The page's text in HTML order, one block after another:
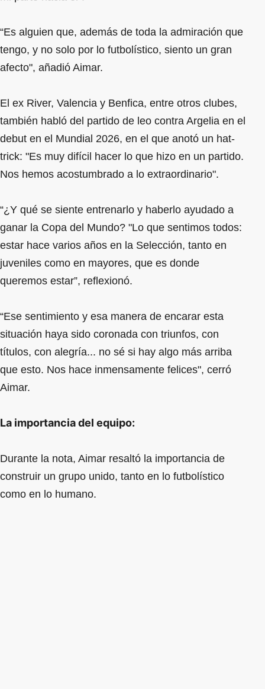
“Es alguien que, además de toda la admiración que
tengo, y no solo por lo futbolístico, siento un gran
afecto", añadió Aimar.
El ex River, Valencia y Benfica, entre otros clubes,
también habló del partido de leo contra Argelia en el
debut en el Mundial 2026, en el que anotó un hat-
trick: "Es muy difícil hacer lo que hizo en un partido.
Nos hemos acostumbrado a lo extraordinario".
“¿Y qué se siente entrenarlo y haberlo ayudado a
ganar la Copa del Mundo? "Lo que sentimos todos:
estar hace varios años en la Selección, tanto en
juveniles como en mayores, que es donde
queremos estar”, reflexionó.
“Ese sentimiento y esa manera de encarar esta
situación haya sido coronada con triunfos, con
títulos, con alegría... no sé si hay algo más arriba
que esto. Nos hace inmensamente felices", cerró
Aimar.
La importancia del equipo:
Durante la nota, Aimar resaltó la importancia de
construir un grupo unido, tanto en lo futbolístico
como en lo humano.